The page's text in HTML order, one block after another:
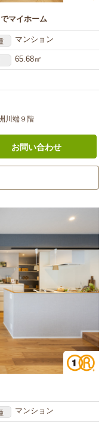
マイホーム
マンション
65.68㎡
川端９階
お問い合わせ
マンション